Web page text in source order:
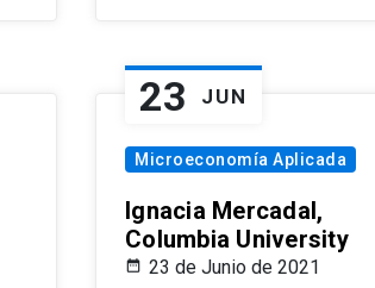
23 JUN
Microeconomía Aplicada
Ignacia Mercadal,
Columbia University
23 de Junio de 2021